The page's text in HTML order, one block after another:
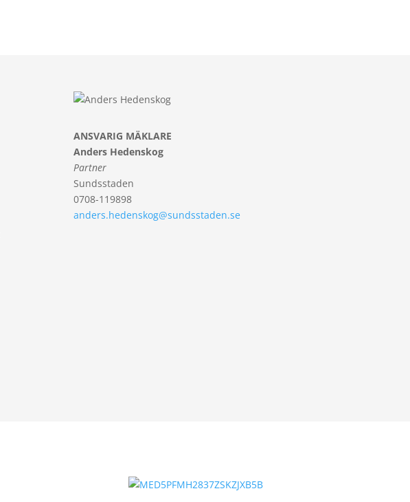
ANSVARIG MÄKLARE
Anders Hedenskog
Partner
Sundsstaden
0708-119898
anders.hedenskog@sundsstaden.se